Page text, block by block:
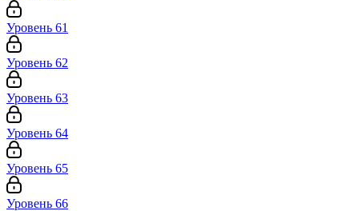
Уровень 61
Уровень 62
Уровень 63
Уровень 64
Уровень 65
Уровень 66